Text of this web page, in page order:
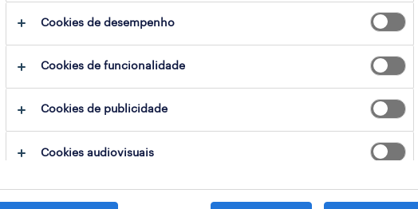
coordenação administrativa
financeira (m/f/x)
lisboa, lisboa
Cookies de desempenho
Cookies de funcionalidade
Cookies de publicidade
Cookies audiovisuais